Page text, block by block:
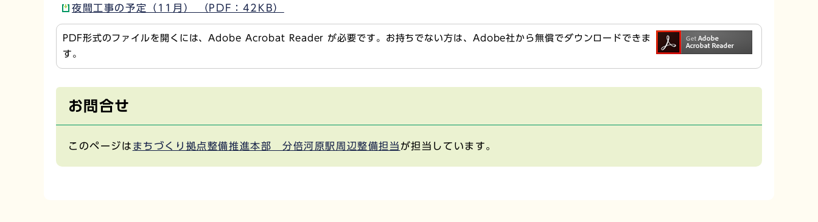
夜間工事の予定（11月） （PDF：42KB）
PDF形式のファイルを開くには、Adobe Acrobat Reader が必要です。お持ちでない方は、Adobe社から無償でダウンロードできま
す。
お問合せ
このページは まちづくり拠点整備推進本部 分倍河原駅周辺整備担当 が担当しています。